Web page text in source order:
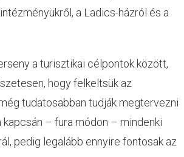
a Ladics-házról és a
a turisztikai célpontok között,
hogy felkeltsük az
tudatosabban tudják megtervezni
– fura módon – mindenki
pedig legalább ennyire fontosak az